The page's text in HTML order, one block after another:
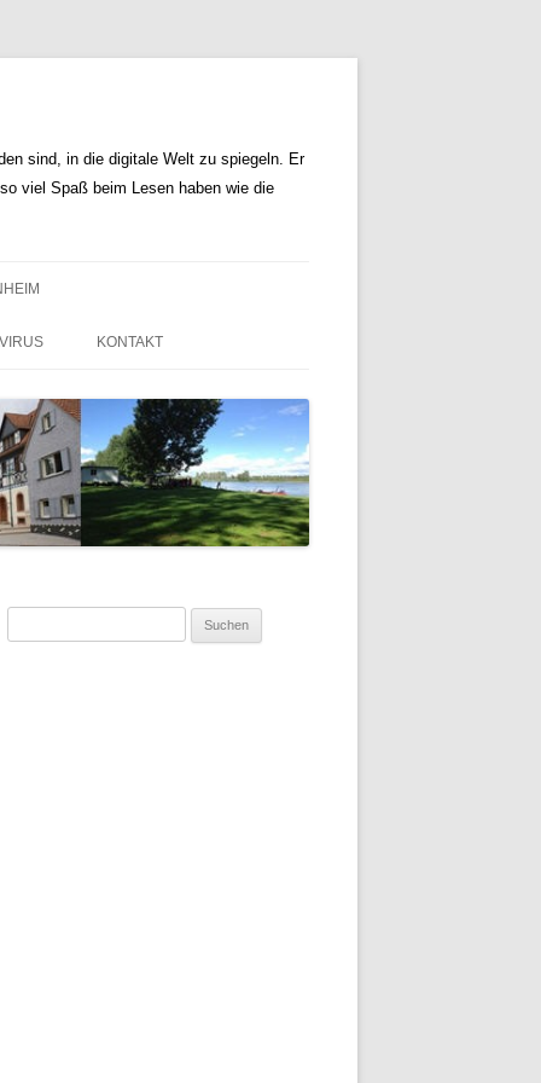
sind, in die digitale Welt zu spiegeln. Er
viel Spaß beim Lesen haben wie die
KONTAKT